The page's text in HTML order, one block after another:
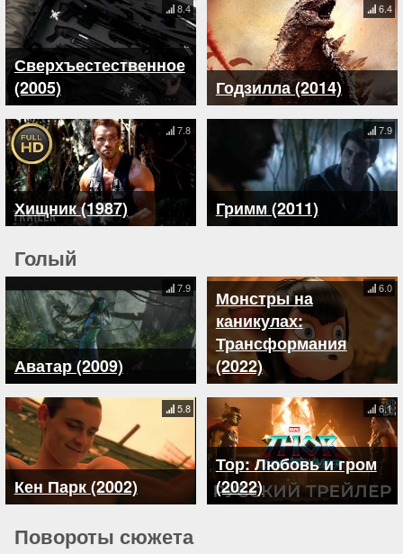
Сверхъестественное
(2005)
8.4
Годзилла (2014)
6.4
Хищник (1987)
7.8
Гримм (2011)
7.9
Голый
Аватар (2009)
7.9
Монстры на
каникулах:
Трансформания
(2022)
6.0
Кен Парк (2002)
5.8
Тор: Любовь и гром
(2022)
6.1
Повороты сюжета